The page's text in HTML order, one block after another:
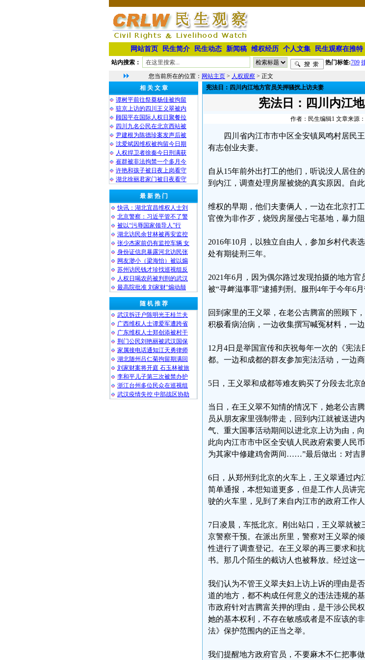
网站首页 民生简介 民生动态 新闻稿 维权经历 个人文集 民生观察在推特
站内搜索： 热门标签:709
您当前所在的位置： 网站主页 > 人权观察 > 正文
相 关 文 章
谭树平前往祭奠杨佳被拘留
驻京上访的四川王义翠被内
顾国平在国际人权日聚餐拉
四川九名公民在北京西站被
尹建根为陈德珍案发声后被
沈爱斌因维权被拘留今日期
人权捍卫者徐秦今日刑满获
崔群被非法拘禁一个多月今
许艳和孩子被日夜上岗看守
湖北徐丽君家门被日夜看守
最 新 热 门
快讯：湖北宜昌维权人士刘
北京警察：习近平管不了警
被以“污辱国家领导人”行
湖北访民余甘林被再安监控
张少杰家前仍有监控车辆 女
身份证信息暴露河北访民张
网友渺小（梁海怡）被以煽
苏州访民钱才珍找巡视组反
人权日喝农药被判刑的武汉
最高院批准 刘家财“煽动颠
随 机 推 荐
武汉拆迁户陈明光王桂兰夫
广西维权人士谭爱军遭跨省
广东维权人士郑创添被村干
荆门公民刘艳丽被武汉国保
家属接电话通知江天勇律师
湖北随州吕仁菊拘留期满回
刘家财案将开庭 石玉林被旅
李和平儿子第三次被禁办护
浙江台州多位民众在巡视组
武汉疫情失控 中部战区协助
宪法日：四川内江地方官员关押骚扰上访夫妻
宪法日：四川内江
作者：民生编辑1 文章来源
四川省内江市市中区全安镇凤鸣村居民
有志创业夫妻。
自从15年前外出打工的他们，听说没人居住
到内江，调查处理房屋被烧的真实原因。自
维权的早期，他们夫妻俩人，一边在北京打
官僚为非作歹，烧毁房屋侵占宅基地，暴力
2016年10月，以独立自由人，参加乡村代表
处有期徒刑三年。
2021年6月，因为偶尔路过发现拍摄的地方
被“寻衅滋事罪”逮捕判刑。服刑4年于今年6
回到家里的王义翠，在老公吉腾富的照顾下
积极看病治病，一边收集撰写喊冤材料，一
12月4日是举国宣传和庆祝每年一次的《宪
都。一边和成都的群友参加宪法活动，一边
5日，王义翠和成都等难友购买了分段去北京
当日，在王义翠不知情的情况下，她老公吉
员从朋友家里强制带走，回到内江就被送进
气、重大国事活动期间以进北京上访为由，
此向内江市市中区全安镇人民政府索要人民
为其家中修建鸡舍两间……”最后做出：对吉
6日，从郑州到北京的火车上，王义翠通过
简单通报，本想知道更多，但是工作人员讲
驶的火车里，见到了来自内江市的政府工作
7日凌晨，车抵北京。刚出站口，王义翠就
京警察干预。在派出所里，警察对王义翠的
性进行了调查登记。在王义翠的再三要求和
书。那几个陌生的截访人也被释放。经过这
我们认为不管王义翠夫妇上访上诉的理由是
道的地方，都不构成任何意义的违法违规的
市政府针对吉腾富关押的理由，是干涉公民
她的基本权利，不存在敏感或者是不应该的
法》保护范围内的正当之举。
我们提醒地方政府官员，不要麻木不仁把事